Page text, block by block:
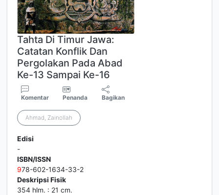
Tahta Di Timur Jawa:
Catatan Konflik Dan
Pergolakan Pada Abad
Ke-13 Sampai Ke-16
Komentar Penanda Bagikan
Ahmad, Zainollah
Edisi
-
ISBN/ISSN
978-602-1634-33-2
Deskripsi Fisik
354 hlm. : 21 cm.